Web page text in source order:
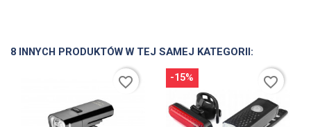
8 INNYCH PRODUKTÓW W TEJ SAMEJ KATEGORII:
favorite_border -15% favorite_border